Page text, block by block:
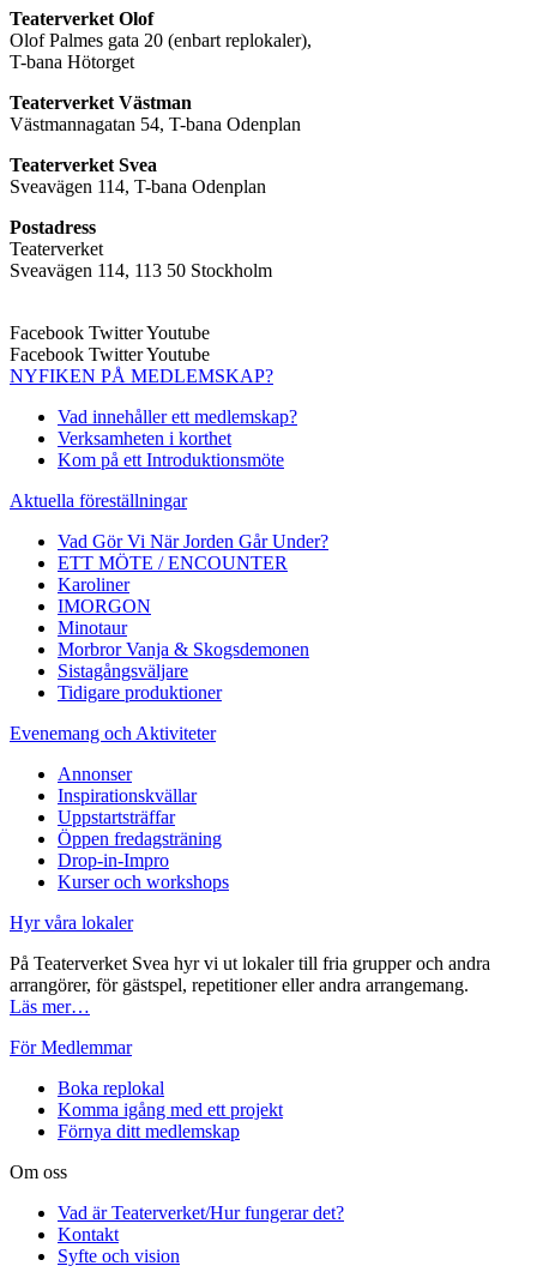
Teaterverket Olof
Olof Palmes gata 20 (enbart replokaler),
T-bana Hötorget
Teaterverket Västman
Västmannagatan 54, T-bana Odenplan
Teaterverket Svea
Sveavägen 114, T-bana Odenplan
Postadress
Teaterverket
Sveavägen 114, 113 50 Stockholm
Facebook TwitterYoutube
Facebook TwitterYoutube
NYFIKEN PÅ MEDLEMSKAP?
Vad innehåller ett medlemskap?
Verksamheten i korthet
Kom på ett Introduktionsmöte
Aktuella föreställningar
Vad Gör Vi När Jorden Går Under?
ETT MÖTE / ENCOUNTER
Karoliner
IMORGON
Minotaur
Morbror Vanja & Skogsdemonen
Sistagångsväljare
Tidigare produktioner
Evenemang och Aktiviteter
Annonser
Inspirationskvällar
Uppstartsträffar
Öppen fredagsträning
Drop-in-Impro
Kurser och workshops
Hyr våra lokaler
På Teaterverket Svea hyr vi ut lokaler till fria grupper och andra
arrangörer, för gästspel, repetitioner eller andra arrangemang.
Läs mer…
För Medlemmar
Boka replokal
Komma igång med ett projekt
Förnya ditt medlemskap
Om oss
Vad är Teaterverket/Hur fungerar det?
Kontakt
Syfte och vision